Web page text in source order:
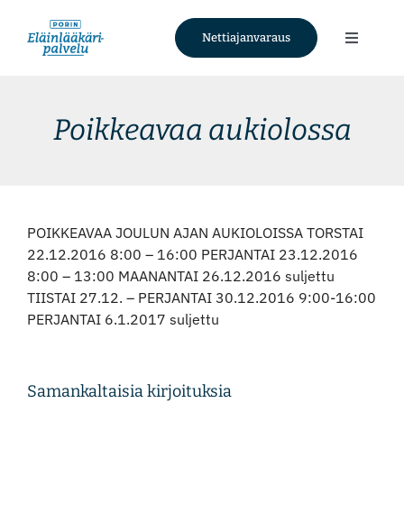
content
Nettiajanvaraus
Toggle
Tietoa meistä
Yhteystiedot
Nettiajanvaraus
Facebook
Poikkeavaa aukiolossa
POIKKEAVAA JOULUN AJAN AUKIOLOISSA TORSTAI
22.12.2016 8:00 – 16:00 PERJANTAI 23.12.2016
8:00 – 13:00 MAANANTAI 26.12.2016 suljettu
TIISTAI 27.12. – PERJANTAI 30.12.2016 9:00-16:00
PERJANTAI 6.1.2017 suljettu
Samankaltaisia kirjoituksia